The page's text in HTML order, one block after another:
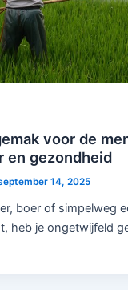
voor de
en gezondheid
14, 2025
boer of simpelweg
heb je ongetwijfeld